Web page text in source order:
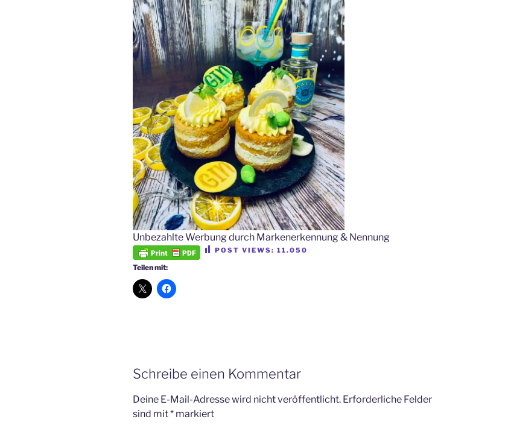
Unbezahlte Werbung durch Markenerkennung & Nennung
POST VIEWS: 11.050
Teilen mit:
Schreibe einen Kommentar
Deine E-Mail-Adresse wird nicht veröffentlicht. Erforderliche Felder
sind mit* markiert